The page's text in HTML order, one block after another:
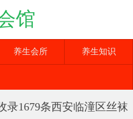
馆
养生会所 养生知识
录1679条西安临潼区丝袜